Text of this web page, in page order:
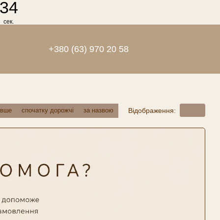
сек.
+380 (63) 970 20 58
спочатку дорожчі за назвою Відображення: